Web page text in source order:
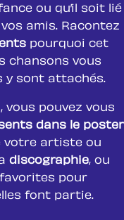
ou qu’il soit lié
amis. Racontez
pourquoi cet
chansons vous
y sont attachés.
vous pouvez vous
dans le poster
votre artiste ou
discographie, ou
pour
font partie.